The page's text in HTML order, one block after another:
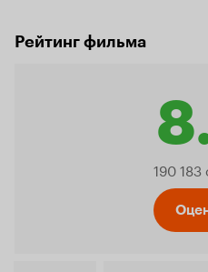
Рейтинг фильма
190 183